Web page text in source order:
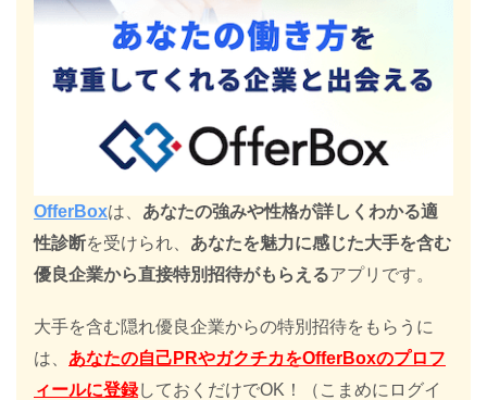
OfferBoxは、 あなたの強みや性格が詳しくわかる適
性診断を受けられ、 あなたを魅力に感じた大手を含む
優良企業から直接特別招待がもらえるアプリです。
大手を含む隠れ優良企業からの特別招待をもらうに
は、 あなたの自己PRやガクチカをOfferBoxのプロフ
ィールに登録しておくだけでOK！（こまめにログイ